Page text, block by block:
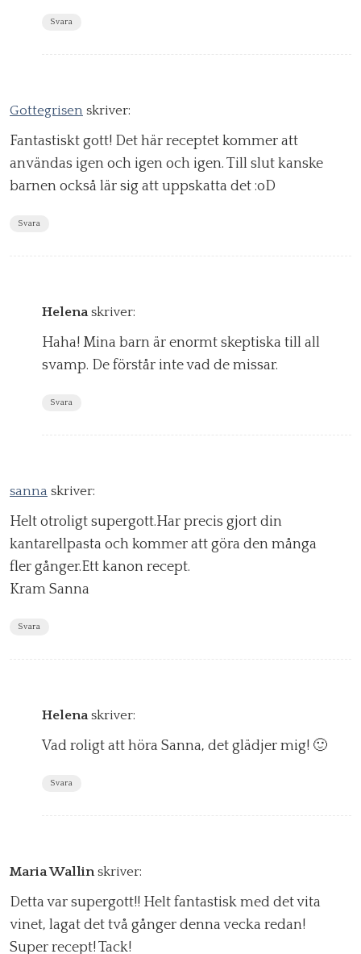
Svara
Gottegrisen skriver:
Fantastiskt gott! Det här receptet kommer att
användas igen och igen och igen. Till slut kanske
barnen också lär sig att uppskatta det :oD
Svara
Helena skriver:
Haha! Mina barn är enormt skeptiska till all
svamp. De förstår inte vad de missar.
Svara
sanna skriver:
Helt otroligt supergott.Har precis gjort din
kantarellpasta och kommer att göra den många
fler gånger.Ett kanon recept.
Kram Sanna
Svara
Helena skriver:
Vad roligt att höra Sanna, det glädjer mig! 🙂
Svara
Maria Wallin skriver:
Detta var supergott!! Helt fantastisk med det vita
vinet, lagat det två gånger denna vecka redan!
Super recept! Tack!